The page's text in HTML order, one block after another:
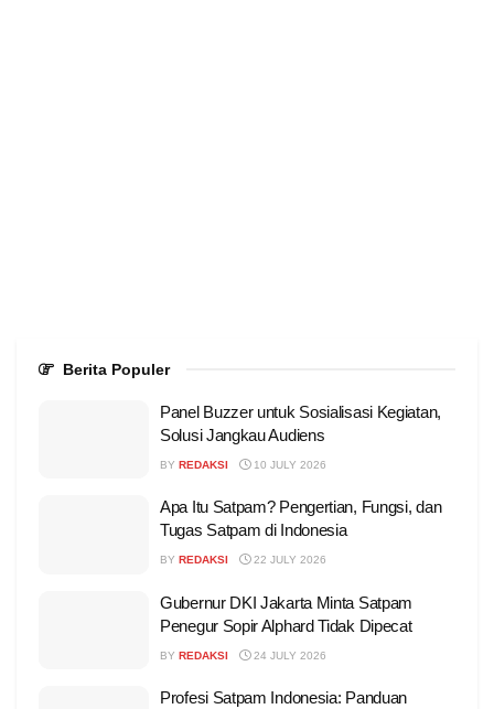
Berita Populer
Panel Buzzer untuk Sosialisasi Kegiatan,
Solusi Jangkau Audiens
BY REDAKSI 10 JULY 2026
Apa Itu Satpam? Pengertian, Fungsi, dan
Tugas Satpam di Indonesia
BY REDAKSI 22 JULY 2026
Gubernur DKI Jakarta Minta Satpam
Penegur Sopir Alphard Tidak Dipecat
BY REDAKSI 24 JULY 2026
Profesi Satpam Indonesia: Panduan